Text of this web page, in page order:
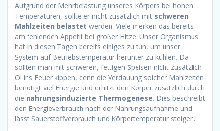
Aufgrund der Mehrbelastung unseres Körpers bei hohen
Temperaturen, sollte er nicht zusätzlich mit schweren
Mahlzeiten belastet werden. Viele merken das bereits
am fehlenden Appetit bei großer Hitze. Unser Organismus
hat in diesen Tagen bereits einiges zu tun, um unser
System auf Betriebstemperatur herunter zu kühlen. Da
sollten man mit schweren, fettigen Speisen nicht zusätzlich
Öl ins Feuer kippen, denn die Verdauung solcher Mahlzeiten
benötigt viel Energie und erhitzt den Körper zusätzlich durch
die nahrungsinduzierte Thermogenese. Dies beschreibt
den Energieverbrauch nach der Nahrungsaufnahme und
lässt Sauerstoffverbrauch und Körpertemperatur steigen.